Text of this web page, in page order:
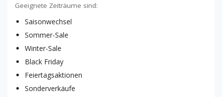
Geeignete Zeiträume sind:
Saisonwechsel
Sommer-Sale
Winter-Sale
Black Friday
Feiertagsaktionen
Sonderverkäufe